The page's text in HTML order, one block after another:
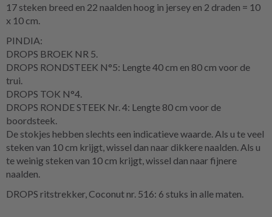
17 steken breed en 22 naalden hoog in jersey en 2 draden = 10
x 10 cm.
PINDIA:
DROPS BROEK NR 5.
DROPS RONDSTEEK N°5: Lengte 40 cm en 80 cm voor de
trui.
DROPS TOK N°4.
DROPS RONDE STEEK Nr. 4: Lengte 80 cm voor de
boordsteek.
De stokjes hebben slechts een indicatieve waarde. Als u te veel
steken van 10 cm krijgt, wissel dan naar dikkere naalden. Als u
te weinig steken van 10 cm krijgt, wissel dan naar fijnere
naalden.
DROPS ritstrekker, Coconut nr. 516: 6 stuks in alle maten.